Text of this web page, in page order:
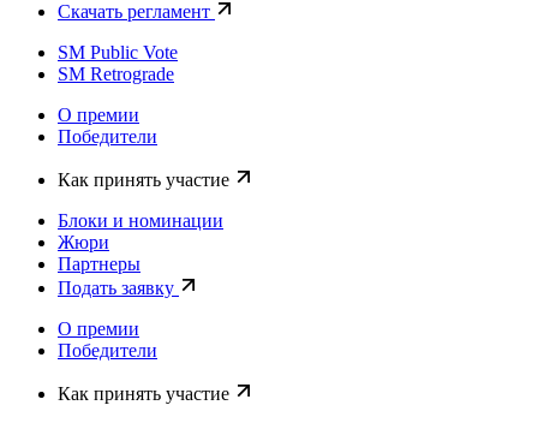
Скачать регламент
SM Public Vote
SM Retrograde
О премии
Победители
Как принять участие
Блоки и номинации
Жюри
Партнеры
Подать заявку
О премии
Победители
Как принять участие